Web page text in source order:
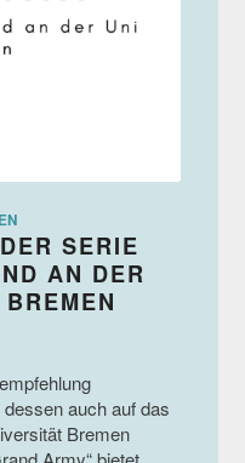
SERIE
AN DER
auch auf das
Bremen